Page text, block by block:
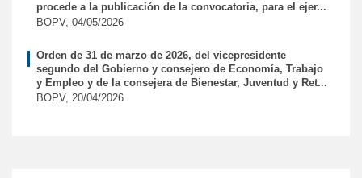
procede a la publicación de la convocatoria, para el ejer...
BOPV, 04/05/2026
Orden de 31 de marzo de 2026, del vicepresidente
segundo del Gobierno y consejero de Economía, Trabajo
y Empleo y de la consejera de Bienestar, Juventud y Ret...
BOPV, 20/04/2026